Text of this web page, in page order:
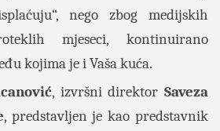
nego zbog medijskih
mjeseci, kontinuirano
kojima je i Vaša kuća.
, izvršni direktorSaveza
, predstavljen je kao predstavnik